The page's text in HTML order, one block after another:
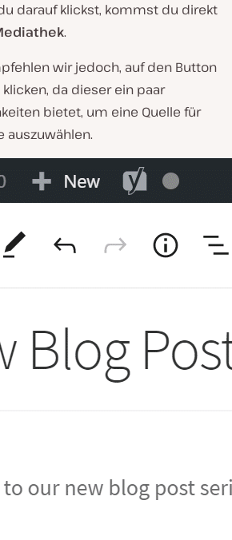
du darauf klickst, kommst du direkt
.
wir jedoch, auf den Button
klicken, da dieser ein paar
bietet, um eine Quelle für
auszuwählen.